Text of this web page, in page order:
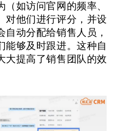
如访问官网的频率、
对他们进行评分，并设
动分配给销售人员，
能够及时跟进。这种自
大提高了销售团队的效